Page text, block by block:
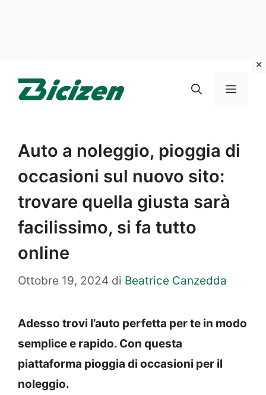
Menu
Auto a noleggio, pioggia di
occasioni sul nuovo sito:
trovare quella giusta sarà
facilissimo, si fa tutto
online
Ottobre 19, 2024 di Beatrice Canzedda
Adesso trovi l’auto perfetta per te in modo
semplice e rapido. Con questa
piattaforma pioggia di occasioni per il
noleggio.